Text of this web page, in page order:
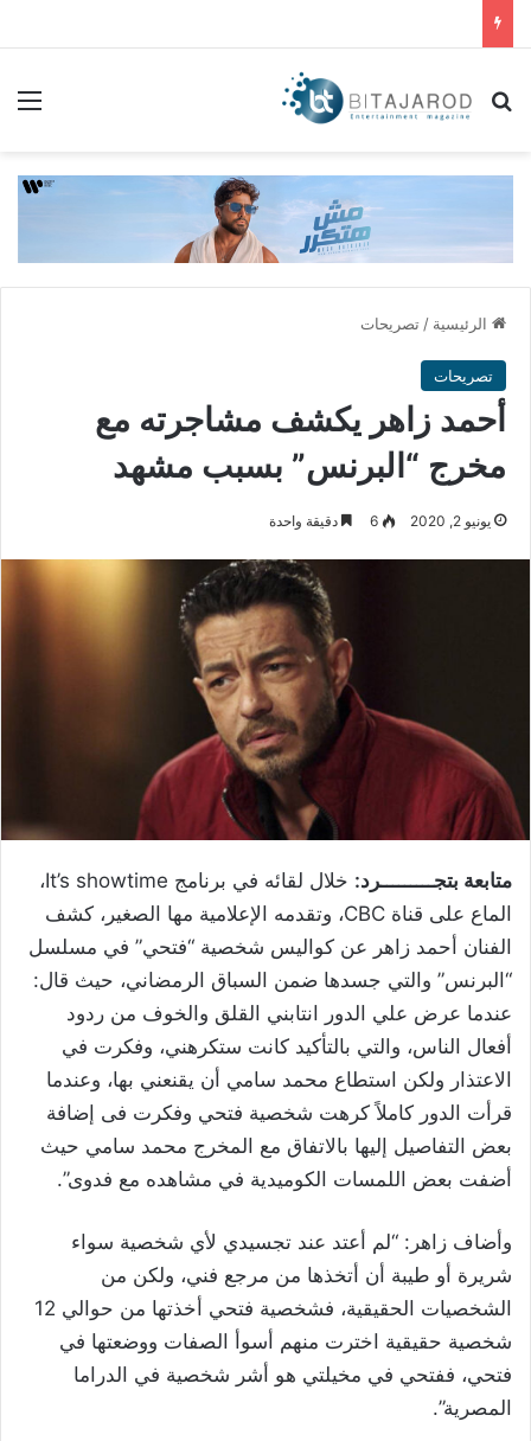
بحث عن
الرئيسية / تصريحات
تصريحات
أحمد زاهر يكشف مشاجرته مع
مخرج “البرنس” بسبب مشهد
يونيو 2, 2020 6 دقيقة واحدة
متابعة بتجـــــــــرد:
خلال لقائه في برنامج It’s showtime،
الماع على قناة CBC، وتقدمه الإعلامية مها الصغير، كشف
الفنان أحمد زاهر عن كواليس شخصية “فتحي” في مسلسل
“البرنس” والتي جسدها ضمن السباق الرمضاني، حيث قال:
عندما عرض علي الدور انتابني القلق والخوف من ردود
أفعال الناس، والتي بالتأكيد كانت ستكرهني، وفكرت في
الاعتذار ولكن استطاع محمد سامي أن يقنعني بها، وعندما
قرأت الدور كاملاً كرهت شخصية فتحي وفكرت فى إضافة
بعض التفاصيل إليها بالاتفاق مع المخرج محمد سامي حيث
أضفت بعض اللمسات الكوميدية في مشاهده مع فدوى”.
وأضاف زاهر: “لم أعتد عند تجسيدي لأي شخصية سواء
شريرة أو طيبة أن أتخذها من مرجع فني، ولكن من
الشخصيات الحقيقية، فشخصية فتحي أخذتها من حوالي 12
شخصية حقيقية اخترت منهم أسوأ الصفات ووضعتها في
فتحي، ففتحي في مخيلتي هو أشر شخصية في الدراما
المصرية”.